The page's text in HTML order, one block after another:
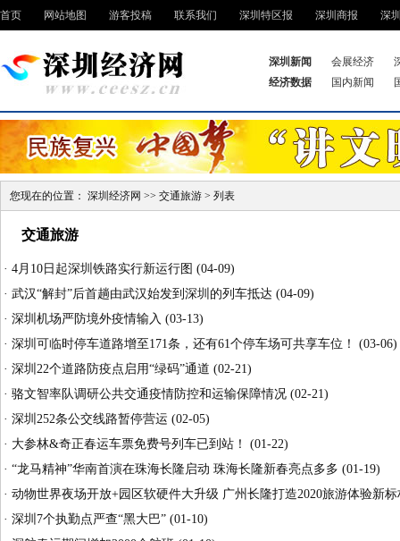
首页 网站地图 游客投稿 联系我们 深圳特区报 深圳商报 深
深圳新闻 会展经济
经济数据
国内新闻
您现在的位置： 深圳经济网 >> 交通旅游 > 列表
交通旅游
· 4月10日起深圳铁路实行新运行图 (04-09)
· 武汉“解封”后首趟由武汉始发到深圳的列车抵达 (04-09)
· 深圳机场严防境外疫情输入 (03-13)
· 深圳可临时停车道路增至171条，还有61个停车场可共享车位！
(03-06)
· 深圳22个道路防疫点启用“绿码”通道 (02-21)
· 骆文智率队调研公共交通疫情防控和运输保障情况 (02-21)
· 深圳252条公交线路暂停营运 (02-05)
· 大参林&奇正春运车票免费号列车已到站！
(01-22)
· “龙马精神”华南首演在珠海长隆启动 珠海长隆新春亮点多多 (01-19)
· 动物世界夜场开放+园区软硬件大升级 广州长隆打造2020旅游体验新标
· 深圳7个执勤点严查“黑大巴” (01-10)